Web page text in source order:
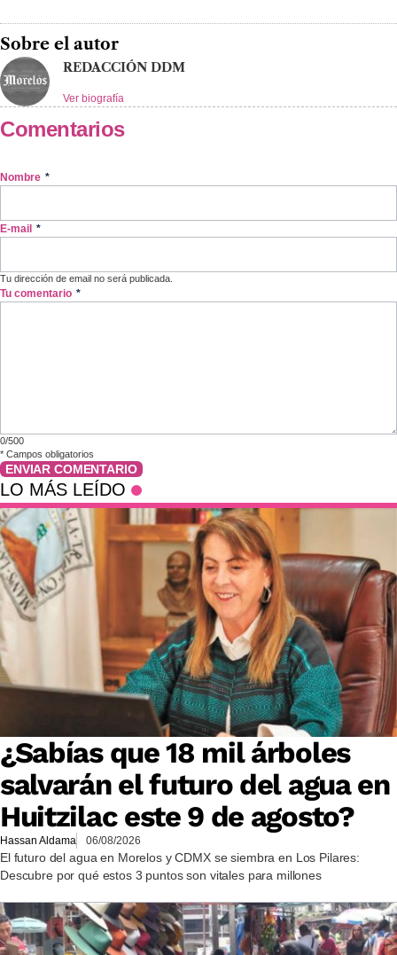
Sobre el autor
REDACCIÓN DDM
Ver biografía
Comentarios
Nombre *
E-mail *
Tu dirección de email no será publicada.
Tu comentario *
0/500
* Campos obligatorios
ENVIAR COMENTARIO
LO MÁS LEÍDO
¿Sabías que 18 mil árboles
salvarán el futuro del agua en
Huitzilac este 9 de agosto?
Hassan Aldama 06/08/2026
El futuro del agua en Morelos y CDMX se siembra en Los Pilares:
Descubre por qué estos 3 puntos son vitales para millones